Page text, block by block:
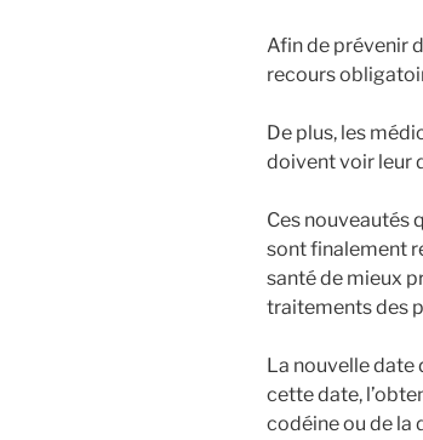
Afin de prévenir
recours
De plus, les
doivent voir leur
Ces nouveautés
sont finalement
santé de mieux
traitements des
La nouvelle date
cette date,
codéine ou de la